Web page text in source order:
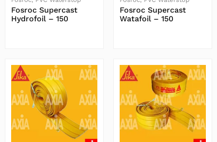
Fosroc Supercast
Hydrofoil – 150
Fosroc Supercast
Watafoil – 150